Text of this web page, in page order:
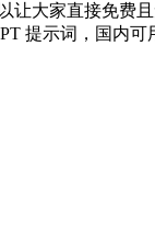
大家直接免费
提示词，国内